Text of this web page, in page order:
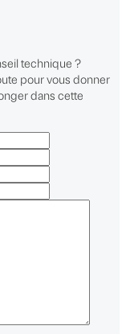
technique ?
pour vous donner
dans cette